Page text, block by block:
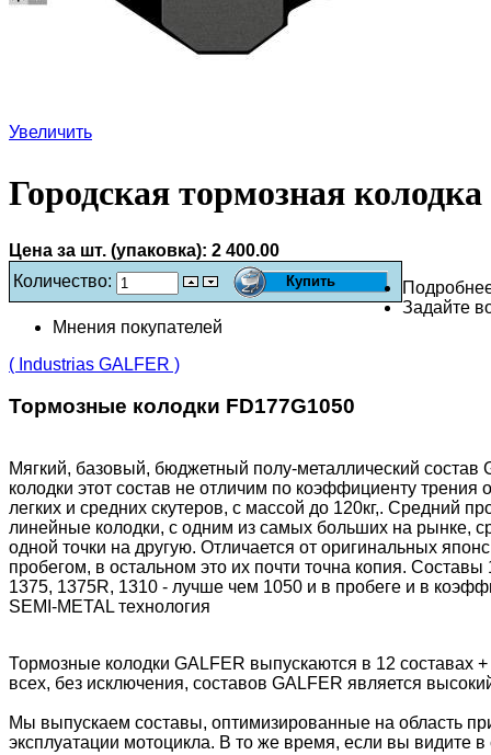
Увеличить
Городская тормозная
Цена за шт. (упаковка): 2 400.00
Количество:
Задайте
Мнения покупателей
( Industrias GALFER )
Тормозные колодки FD177G1050
Мягкий, базовый, бюджетный полу-металлический состав
колодки этот состав не отличим по коэффициенту
легких и средних скутеров, с массой до 120кг,. Средний
линейные колодки, с одним из самых больших на рынке,
одной точки на другую. Отличается от оригинальных
пробегом, в остальном это их почти точна копия.
1375, 1375R, 1310 - лучше чем 1050 и в пробеге и в
SEMI-METAL технология
Тормозные колодки GALFER выпускаются в 12 составах
всех, без исключения, составов GALFER является
Мы выпускаем составы, оптимизированные на область
эксплуатации мотоцикла. В то же время, если вы видите